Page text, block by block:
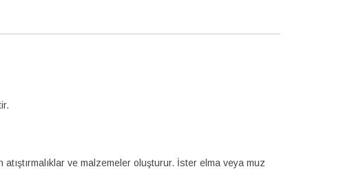
ve malzemeler oluşturur. İster elma veya muz